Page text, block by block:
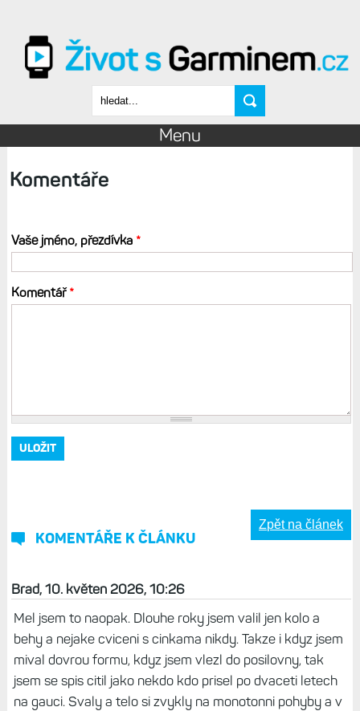
Vyhledávání
Menu
Komentáře
Vaše jméno, přezdívka *
Komentář*
KOMENTÁŘE K ČLÁNKU
Zpět na článek
Brad, 10. květen 2026, 10:26
Mel jsem to naopak. Dlouhe roky jsem valil jen kolo a
behy a nejake cviceni s cinkama nikdy. Takze i kdyz jsem
mival dovrou formu, kdyz jsem vlezl do posilovny, tak
jsem se spis citil jako nekdo kdo prisel po dvaceti letech
na gauci. Svaly a telo si zvykly na monotonni pohyby a v